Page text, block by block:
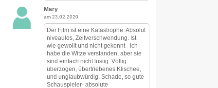
Mary
am 23.02.2020
Der Film ist eine Katastrophe. Absolut
niveaulos, Zeitverschwendung. Ist
wie gewollt und nicht gekonnt - ich
habe die Witze verstanden, aber sie
sind einfach nicht lustig. Völlig
überzogen, übertriebenes Klischee,
und unglaubwürdig. Schade, so gute
Schauspieler- absolute